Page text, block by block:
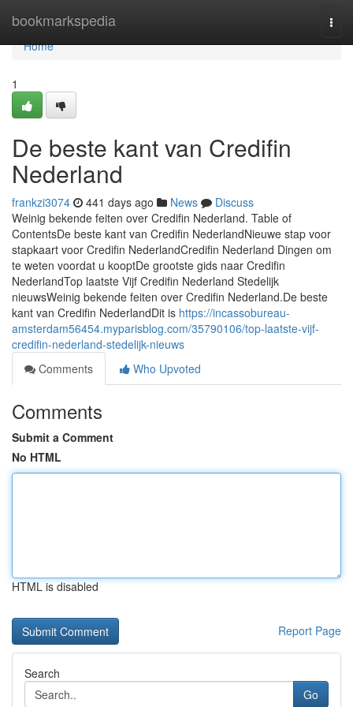
bookmarkspedia
Home
Home
1
De beste kant van Credifin
Nederland
frankzi3074 441 days ago News
Discuss
Weinig bekende feiten over Credifin Nederland. Table of
ContentsDe beste kant van Credifin NederlandNieuwe stap voor
stapkaart voor Credifin NederlandCredifin Nederland Dingen om
te weten voordat u kooptDe grootste gids naar Credifin
NederlandTop laatste Vijf Credifin Nederland Stedelijk
nieuwsWeinig bekende feiten over Credifin Nederland.De beste
kant van Credifin NederlandDit is https://incassobureau-
amsterdam56454.myparisblog.com/35790106/top-laatste-vijf-
credifin-nederland-stedelijk-nieuws
Comments
Who Upvoted
Comments
Submit a Comment
No HTML
HTML is disabled
Report Page
Search
Go